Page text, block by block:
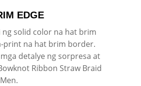
EDGE
ng solid color na hat brim
print na hat brim border.
detalye ng sorpresa at
Ribbon Straw Braid